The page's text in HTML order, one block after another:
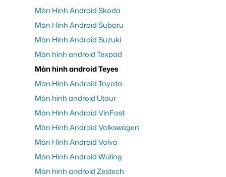
Màn Hình Android Skoda
Màn Hình Android Subaru
Màn Hình Android Suzuki
Màn hình android Texpad
Màn hình android Teyes
Màn Hình Android Toyota
Màn hình android Utour
Màn Hình Android VinFast
Màn Hình Android Volkswagen
Màn Hình Android Volvo
Màn Hình Android Wuling
Màn hình android Zestech